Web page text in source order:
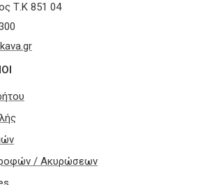
Τ.Κ 851 04
/ Ακυρώσεων